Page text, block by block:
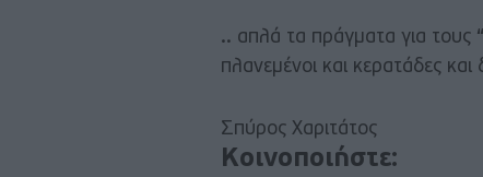
.. απλά τα πράγματα για τους
πλανεμένοι και κερατάδες και
Σπύρος Χαριτάτος
Κοινοποιήστε: